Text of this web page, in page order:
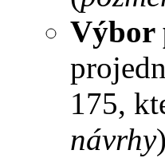
Výbor
175,
návrhy